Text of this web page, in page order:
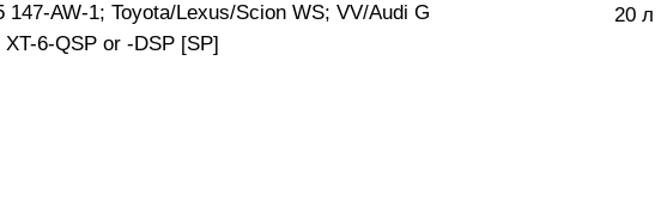
20 л
AW-1; Toyota/Lexus/Scion WS; VV/Audi G
6-QSP or -DSP [SP]